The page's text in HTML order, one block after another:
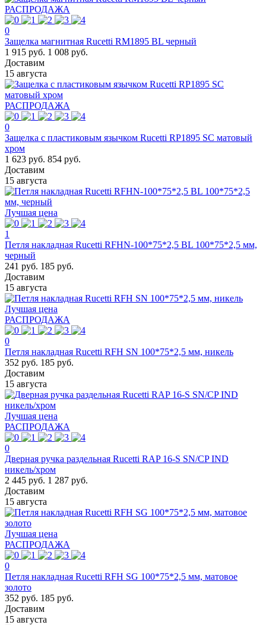
РАСПРОДАЖА
0
Защелка магнитная Rucetti RM1895 BL черный
1 915 руб. 1 008 руб.
Доставим
15 августа
РАСПРОДАЖА
0
Защелка с пластиковым язычком Rucetti RP1895 SC матовый
хром
1 623 руб. 854 руб.
Доставим
15 августа
Лучшая цена
1
Петля накладная Rucetti RFHN-100*75*2,5 BL 100*75*2,5 мм,
черный
241 руб. 185 руб.
Доставим
15 августа
Лучшая цена
РАСПРОДАЖА
0
Петля накладная Rucetti RFН SN 100*75*2,5 мм, никель
352 руб. 185 руб.
Доставим
15 августа
Лучшая цена
РАСПРОДАЖА
0
Дверная ручка раздельная Rucetti RAP 16-S SN/CP IND
никель/хром
2 445 руб. 1 287 руб.
Доставим
15 августа
Лучшая цена
РАСПРОДАЖА
0
Петля накладная Rucetti RFН SG 100*75*2,5 мм, матовое
золото
352 руб. 185 руб.
Доставим
15 августа